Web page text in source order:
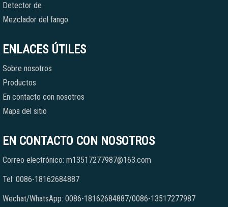
Detector de
Mezclador del fango
ENLACES ÚTILES
Sobre nosotros
Productos
En contacto con nosotros
Mapa del sitio
EN CONTACTO CON NOSOTROS
Correo electrónico: m13517277987@163.com
Tel: 0086-18162684887
Wechat/WhatsApp: 0086-18162684887/0086-13517277987